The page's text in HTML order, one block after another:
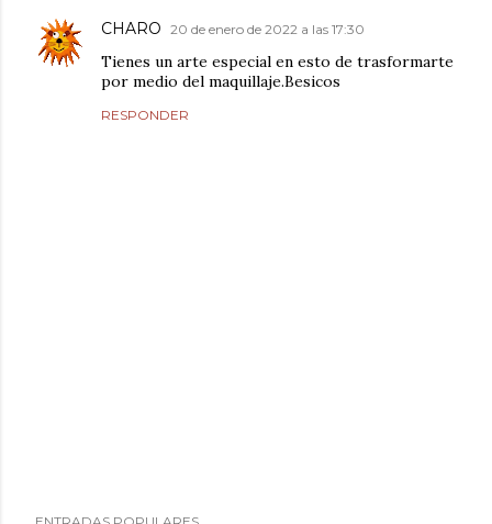
CHARO 20 de enero de 2022 a las 17:30
Tienes un arte especial en esto de trasformarte
por medio del maquillaje.Besicos
RESPONDER